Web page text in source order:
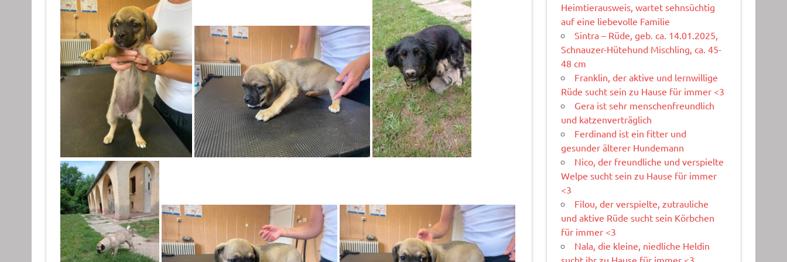
Heimtierausweis, wartet sehnsüchtig
auf eine liebevolle Familie
Sintra – Rüde, geb. ca. 14.01.2025,
Schnauzer-Hütehund Mischling, ca. 45-
48 cm
Franklin, der aktive und lernwillige
Rüde sucht sein zu Hause für immer <3
Gera ist sehr menschenfreundlich
und katzenverträglich
Ferdinand ist ein fitter und
gesunder älterer Hundemann
Nico, der freundliche und verspielte
Welpe sucht sein zu Hause für immer
<3
Filou, der verspielte, zutrauliche
und aktive Rüde sucht sein Körbchen
für immer <3
Nala, die kleine, niedliche Heldin